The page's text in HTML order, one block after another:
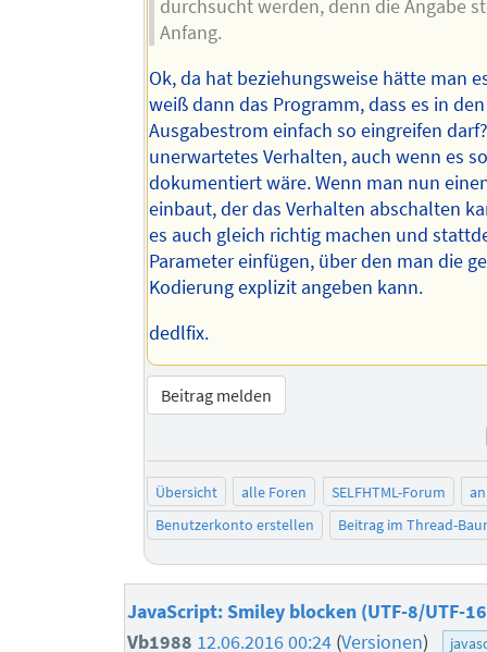
durchsucht werden, denn die Angabe
Anfang.
Ok, da hat beziehungsweise hätte man
weiß dann das Programm, dass es in den
Ausgabestrom einfach so eingreifen
unerwartetes Verhalten, auch wenn es
dokumentiert wäre. Wenn man nun
einbaut, der das Verhalten abschalten
es auch gleich richtig machen und
Parameter einfügen, über den man die
Kodierung explizit angeben kann.
dedlfix.
Beitrag melden
Übersicht alle Foren SELFHTML-Forum
Benutzerkonto erstellen
Beitrag im Thread-
JavaScript: Smiley blocken (UTF-8/UTF-
Vb1988 12.06.2016 00:24 (Versionen)